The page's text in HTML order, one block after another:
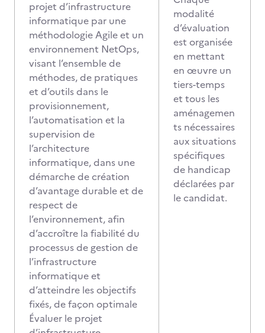
projet d’infrastructure
informatique par une
méthodologie Agile et un
environnement NetOps,
visant l’ensemble de
méthodes, de pratiques
et d’outils dans le
provisionnement,
l’automatisation et la
supervision de
l’architecture
informatique, dans une
démarche de création
d’avantage durable et de
respect de
l’environnement, afin
d’accroître la fiabilité du
processus de gestion de
l’infrastructure
informatique et
d’atteindre les objectifs
fixés, de façon optimale
Évaluer le projet
modalité
d’évaluation
est organisée
en mettant
en œuvre un
tiers-temps
et tous les
aménagemen
ts nécessaires
aux situations
spécifiques
de handicap
déclarées par
le candidat.